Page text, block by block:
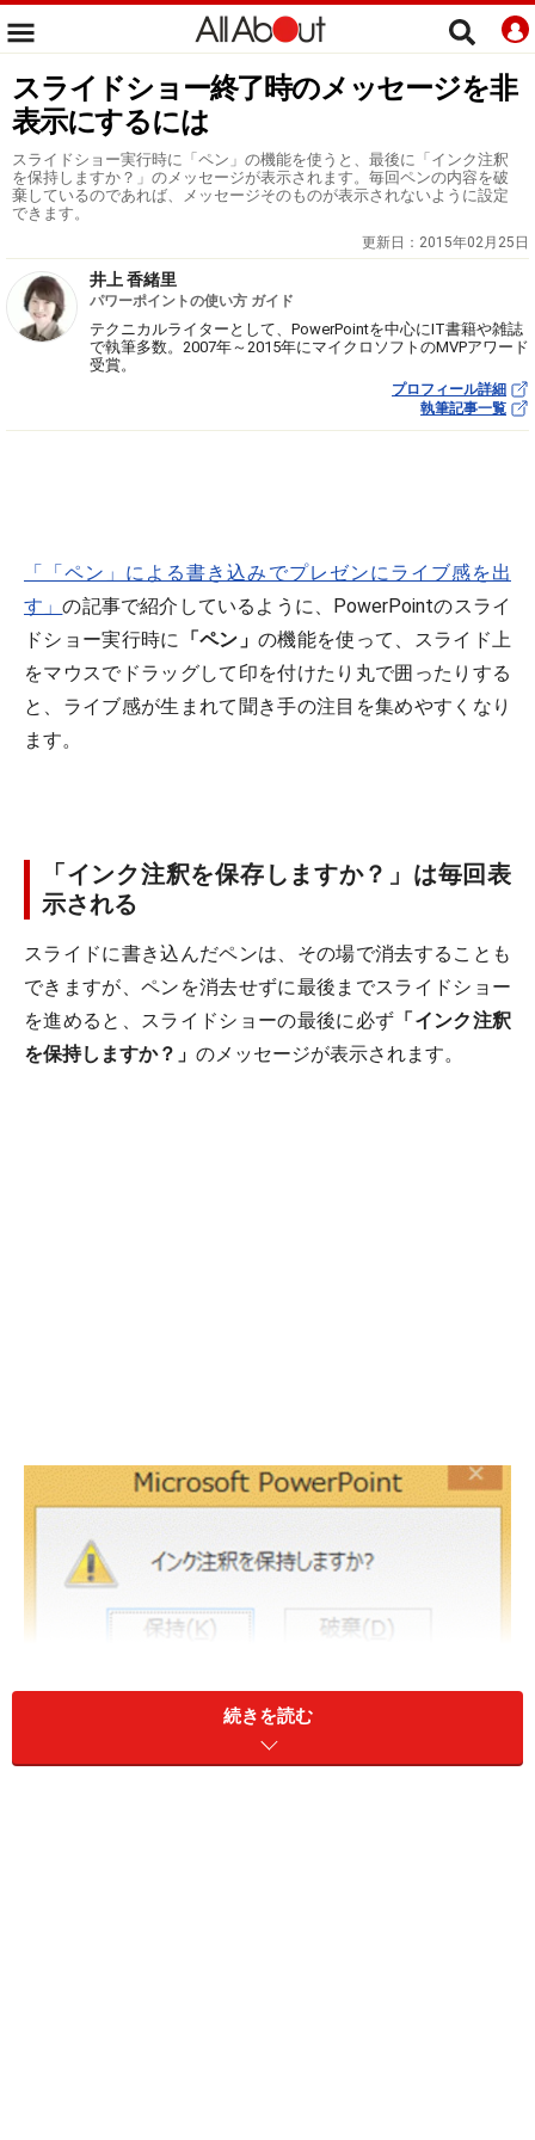
スライドショー終了時のメッセージを非
表示にするには
スライドショー実行時に「ペン」の機能を使うと、最後に「インク注釈
を保持しますか？」のメッセージが表示されます。毎回ペンの内容を破
棄しているのであれば、メッセージそのものが表示されないように設定
できます。
更新日： 2015年02月25日
井上 香緒里
パワーポイントの使い方 ガイド
テクニカルライターとして、PowerPointを中心にIT書籍や雑誌
で執筆多数。2007年～2015年にマイクロソフトのMVPアワード
受賞。
プロフィール詳細
執筆記事一覧
「「ペン」による書き込みでプレゼンにライブ感を出
す」の記事で紹介しているように、PowerPointのスライ
ドショー実行時に 「ペン」の機能を使って、スライド上
をマウスでドラッグして印を付けたり丸で囲ったりする
と、ライブ感が生まれて聞き手の注目を集めやすくなり
ます。
「インク注釈を保存しますか？」は毎回表
示される
スライドに書き込んだペンは、その場で消去することも
できますが、ペンを消去せずに最後までスライドショー
を進めると、スライドショーの最後に必ず 「インク注釈
を保持しますか？」 のメッセージが表示されます。
続きを読む